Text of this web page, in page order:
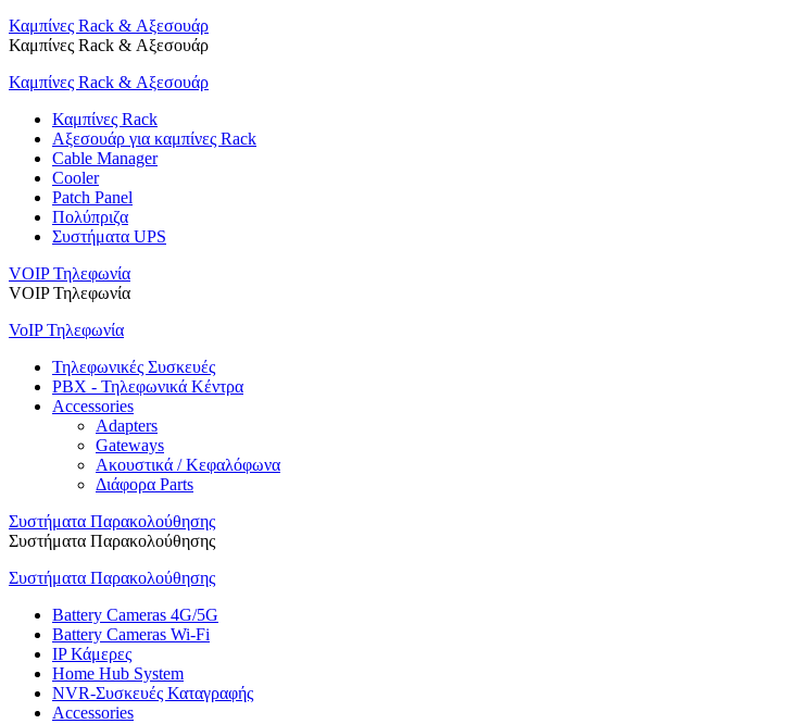
Καμπίνες Rack & Αξεσουάρ
Καμπίνες Rack & Αξεσουάρ
Καμπίνες Rack & Αξεσουάρ
Καμπίνες Rack
Αξεσουάρ για καμπίνες Rack
Cable Manager
Cooler
Patch Panel
Πολύπριζα
Συστήματα UPS
VOIP Τηλεφωνία
VOIP Τηλεφωνία
VoIP Τηλεφωνία
Τηλεφωνικές Συσκευές
PBX - Τηλεφωνικά Κέντρα
Accessories
Adapters
Gateways
Ακουστικά / Κεφαλόφωνα
Διάφορα Parts
Συστήματα Παρακολούθησης
Συστήματα Παρακολούθησης
Συστήματα Παρακολούθησης
Battery Cameras 4G/5G
Battery Cameras Wi-Fi
IP Κάμερες
Home Hub System
NVR-Συσκευές Καταγραφής
Accessories